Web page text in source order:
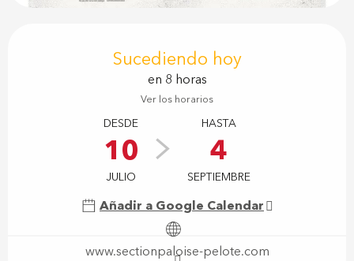
Sucediendo hoy
en 8 horas
Ver los horarios
DESDE
10
JULIO
HASTA
4
SEPTIEMBRE
Añadir a Google Calendar
www.sectionpaloise-pelote.com